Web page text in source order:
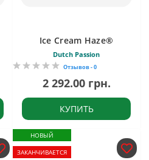
Ice Cream Haze®
Dutch Passion
Отзывов - 0
2 292.00 грн.
КУПИТЬ
НОВЫЙ
ЗАКАНЧИВАЕТСЯ